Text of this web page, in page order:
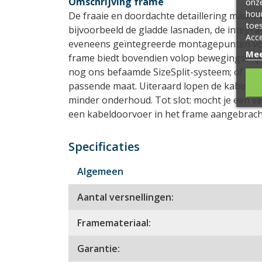
De fraaie en doordachte detaillering maakt
bijvoorbeeld de gladde lasnaden, de
eveneens geïntegreerde montagepunten
frame biedt bovendien volop
nog ons befaamde SizeSplit-systeem; of
passende maat. Uiteraard lopen de
minder onderhoud. Tot slot: mocht je een
een kabeldoorvoer in het frame
Specificaties
Algemeen
Aantal versnellingen:
Framemateriaal:
Garantie: